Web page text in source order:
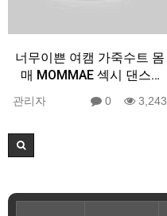
너무이쁜 여캠 가죽수트 몸
매 MOMMAE 섹시 댄스…
관리자 0 3,243